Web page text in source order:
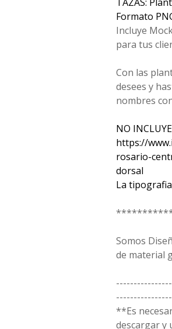
Formato
Incluye
para tus
Con las
desees y
nombres
NO
https://
rosario-
dorsal
La
Somos
de material
**Es
descargar y